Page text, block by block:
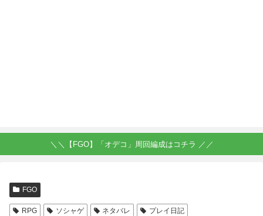
＼＼【FGO】「オデコ」周回編成はコチラ ／／
FGO
RPG ソシャゲ ネタバレ プレイ日記